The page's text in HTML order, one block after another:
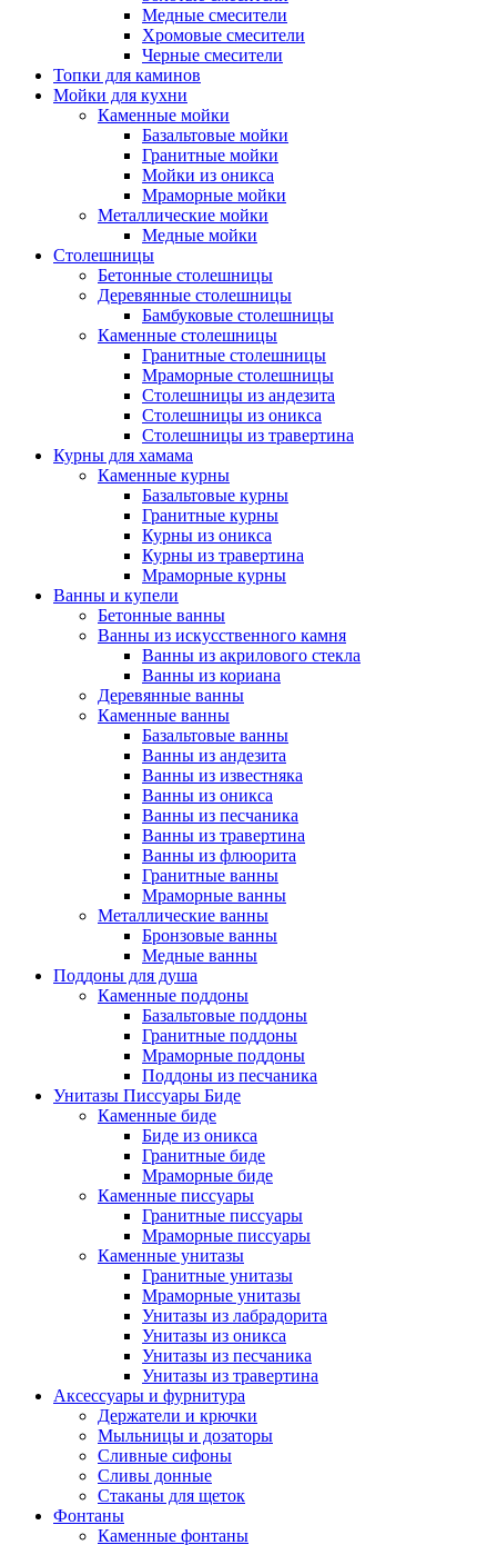
Медные смесители
Хромовые смесители
Черные смесители
Топки для каминов
Мойки для кухни
Каменные мойки
Базальтовые мойки
Гранитные мойки
Мойки из оникса
Мраморные мойки
Металлические мойки
Медные мойки
Столешницы
Бетонные столешницы
Деревянные столешницы
Бамбуковые столешницы
Каменные столешницы
Гранитные столешницы
Мраморные столешницы
Столешницы из андезита
Столешницы из оникса
Столешницы из травертина
Курны для хамама
Каменные курны
Базальтовые курны
Гранитные курны
Курны из оникса
Курны из травертина
Мраморные курны
Ванны и купели
Бетонные ванны
Ванны из искусственного камня
Ванны из акрилового стекла
Ванны из кориана
Деревянные ванны
Каменные ванны
Базальтовые ванны
Ванны из андезита
Ванны из известняка
Ванны из оникса
Ванны из песчаника
Ванны из травертина
Ванны из флюорита
Гранитные ванны
Мраморные ванны
Металлические ванны
Бронзовые ванны
Медные ванны
Поддоны для душа
Каменные поддоны
Базальтовые поддоны
Гранитные поддоны
Мраморные поддоны
Поддоны из песчаника
Унитазы Писсуары Биде
Каменные биде
Биде из оникса
Гранитные биде
Мраморные биде
Каменные писсуары
Гранитные писсуары
Мраморные писсуары
Каменные унитазы
Гранитные унитазы
Мраморные унитазы
Унитазы из лабрадорита
Унитазы из оникса
Унитазы из песчаника
Унитазы из травертина
Аксессуары и фурнитура
Держатели и крючки
Мыльницы и дозаторы
Сливные сифоны
Сливы донные
Стаканы для щеток
Фонтаны
Каменные фонтаны